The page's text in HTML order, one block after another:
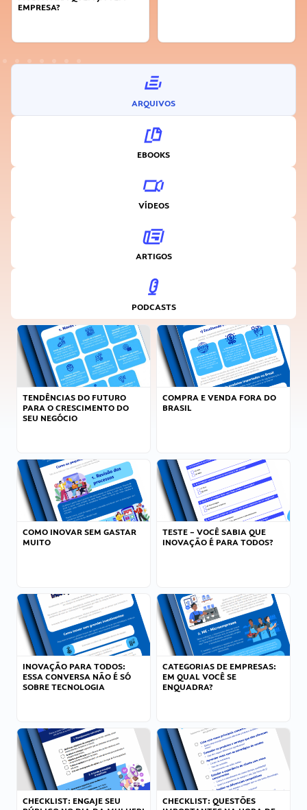
ARQUIVOS
EBOOKS
VÍDEOS
ARTIGOS
PODCASTS
TENDÊNCIAS DO FUTURO
PARA O CRESCIMENTO DO
SEU NEGÓCIO
COMPRA E VENDA FORA DO
BRASIL
COMO INOVAR SEM GASTAR
MUITO
TESTE – VOCÊ SABIA QUE
INOVAÇÃO É PARA TODOS?
INOVAÇÃO PARA TODOS:
ESSA CONVERSA NÃO É SÓ
SOBRE TECNOLOGIA
CATEGORIAS DE EMPRESAS:
EM QUAL VOCÊ SE
ENQUADRA?
CHECKLIST: ENGAJE SEU
CHECKLIST: QUESTÕES